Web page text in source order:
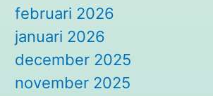
februari 2026
januari 2026
december 2025
november 2025